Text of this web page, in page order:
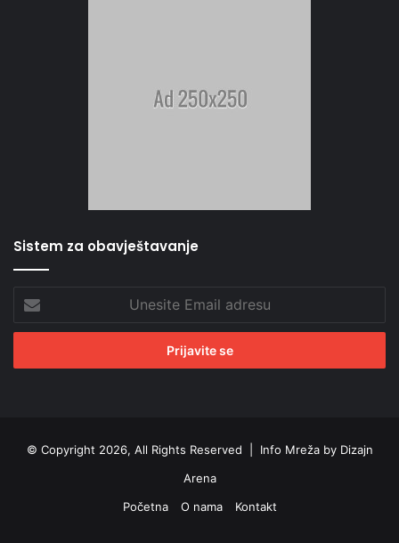
Sistem za obavještavanje
Email
adresu
© Copyright 2026, All Rights Reserved | Info Mreža by Dizajn
Arena
Početna
O nama Kontakt